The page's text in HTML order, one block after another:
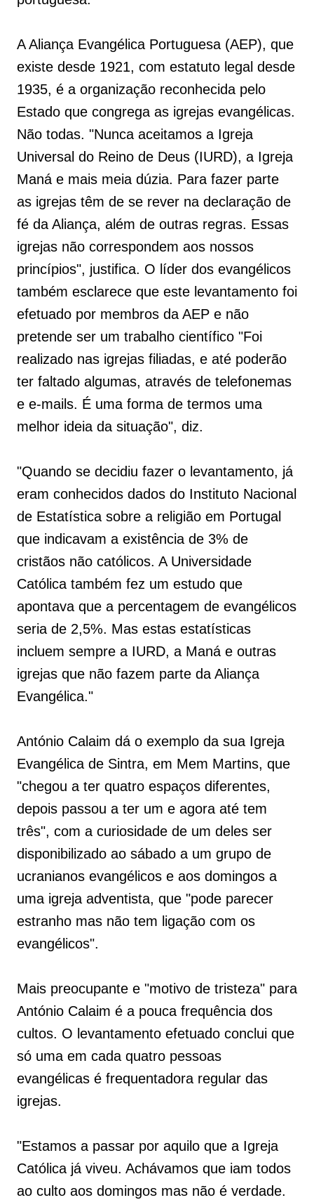
A Aliança Evangélica Portuguesa (AEP), que
existe desde 1921, com estatuto legal desde
1935, é a organização reconhecida pelo
Estado que congrega as igrejas evangélicas.
Não todas. "Nunca aceitamos a Igreja
Universal do Reino de Deus (IURD), a Igreja
Maná e mais meia dúzia. Para fazer parte
as igrejas têm de se rever na declaração de
fé da Aliança, além de outras regras. Essas
igrejas não correspondem aos nossos
princípios", justifica. O líder dos evangélicos
também esclarece que este levantamento foi
efetuado por membros da AEP e não
pretende ser um trabalho científico "Foi
realizado nas igrejas filiadas, e até poderão
ter faltado algumas, através de telefonemas
e e-mails. É uma forma de termos uma
melhor ideia da situação", diz.
"Quando se decidiu fazer o levantamento, já
eram conhecidos dados do Instituto Nacional
de Estatística sobre a religião em Portugal
que indicavam a existência de 3% de
cristãos não católicos. A Universidade
Católica também fez um estudo que
apontava que a percentagem de evangélicos
seria de 2,5%. Mas estas estatísticas
incluem sempre a IURD, a Maná e outras
igrejas que não fazem parte da Aliança
Evangélica."
António Calaim dá o exemplo da sua Igreja
Evangélica de Sintra, em Mem Martins, que
"chegou a ter quatro espaços diferentes,
depois passou a ter um e agora até tem
três", com a curiosidade de um deles ser
disponibilizado ao sábado a um grupo de
ucranianos evangélicos e aos domingos a
uma igreja adventista, que "pode parecer
estranho mas não tem ligação com os
evangélicos".
Mais preocupante e "motivo de tristeza" para
António Calaim é a pouca frequência dos
cultos. O levantamento efetuado conclui que
só uma em cada quatro pessoas
evangélicas é frequentadora regular das
igrejas.
"Estamos a passar por aquilo que a Igreja
Católica já viveu. Achávamos que iam todos
ao culto aos domingos mas não é verdade.